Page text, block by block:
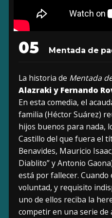
05 Mentada de
La historia de Mentada
Alazraki y Fernando
En esta comedia, el
familia (Héctor Suárez)
hijos buenos para nada,
Castillo del que fuera el
Benavides, Mauricio
Diablito” y Antonio
está por fallecer.
voluntad, y requisito
uno de ellos reciba la
competir en una serie de